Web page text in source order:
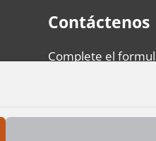
Contáctenos
Complete el